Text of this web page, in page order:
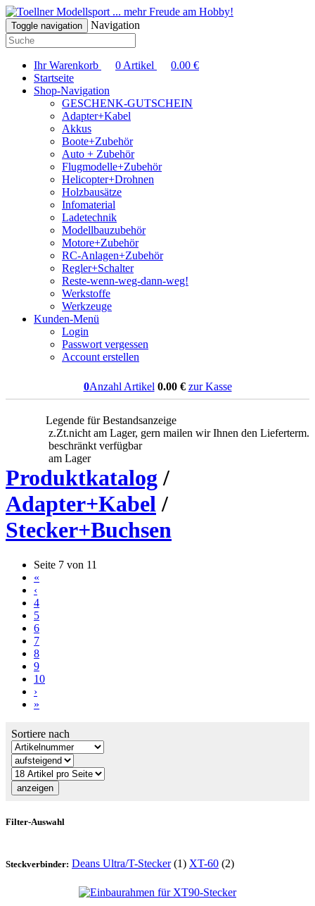
... mehr Freude am Hobby!
Toggle navigation Navigation
Ihr Warenkorb 0 Artikel 0.00 €
Startseite
Shop-Navigation
GESCHENK-GUTSCHEIN
Adapter+Kabel
Akkus
Boote+Zubehör
Auto + Zubehör
Flugmodelle+Zubehör
Helicopter+Drohnen
Holzbausätze
Infomaterial
Ladetechnik
Modellbauzubehör
Motore+Zubehör
RC-Anlagen+Zubehör
Regler+Schalter
Reste-wenn-weg-dann-weg!
Werkstoffe
Werkzeuge
Kunden-Menü
Login
Passwort vergessen
Account erstellen
0Anzahl Artikel 0.00€ zur Kasse
Legende für Bestandsanzeige
z.Zt.nicht am Lager, gern mailen wir Ihnen den Lieferterm.
beschränkt verfügbar
am Lager
Produktkatalog/
Adapter+Kabel/
Stecker+Buchsen
Seite 7 von 11
«
‹
4
5
6
7
8
9
10
›
»
Sortiere nach
Filter-Auswahl
Steckverbinder: Deans Ultra/T-Stecker(1) XT-60 (2)